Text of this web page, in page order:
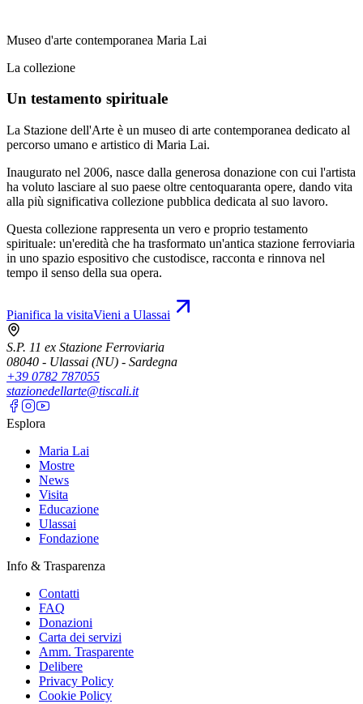
Museo d'arte contemporanea Maria Lai
La collezione
Un testamento spirituale
La Stazione dell'Arte è un museo di arte contemporanea dedicato al
percorso umano e artistico di Maria Lai.
Inaugurato nel 2006, nasce dalla generosa donazione con cui l'artista
ha voluto lasciare al suo paese oltre centoquaranta opere, dando vita
alla più significativa collezione pubblica dedicata al suo lavoro.
Questa collezione rappresenta un vero e proprio testamento
spirituale: un'eredità che ha trasformato un'antica stazione ferroviaria
in uno spazio espositivo che custodisce, racconta e rinnova nel
tempo il senso della sua opera.
Pianifica la visitaVieni a Ulassai
S.P. 11 ex Stazione Ferroviaria
08040 - Ulassai (NU) - Sardegna
+39 0782 787055
stazionedellarte@tiscali.it
Esplora
Maria Lai
Mostre
News
Visita
Educazione
Ulassai
Fondazione
Info & Trasparenza
Contatti
FAQ
Donazioni
Carta dei servizi
Amm. Trasparente
Delibere
Privacy Policy
Cookie Policy